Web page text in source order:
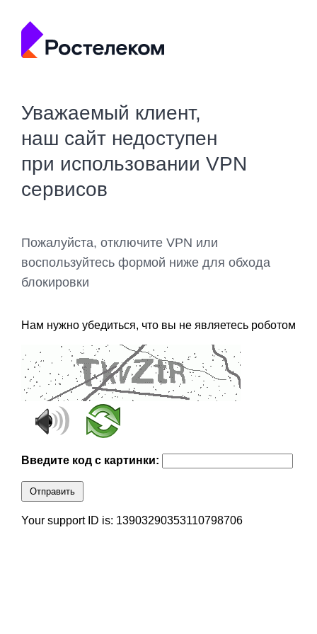
Уважаемый клиент,
наш сайт недоступен
при использовании VPN
сервисов
Пожалуйста, отключите VPN или
воспользуйтесь формой ниже для обхода
блокировки
Нам нужно убедиться, что вы не являетесь роботом
Введите код с картинки:
Отправить
Your support ID is: 13903290353110798706